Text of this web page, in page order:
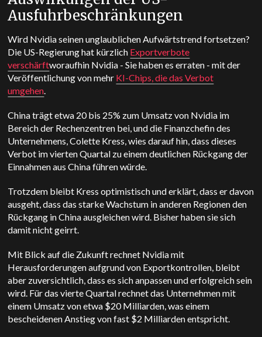
Ausfuhrbeschränkungen
Wird Nvidia seinen unglaublichen Aufwärtstrend fortsetzen?
Die US-Regierung hat kürzlich Exportverbote
verschärftworaufhin Nvidia - Sie haben es erraten - mit der
Veröffentlichung von mehr KI-Chips, die das Verbot
umgehen.
China trägt etwa 20 bis 25% zum Umsatz von Nvidia im
Bereich der Rechenzentren bei, und die Finanzchefin des
Unternehmens, Colette Kress, wies darauf hin, dass dieses
Verbot im vierten Quartal zu einem deutlichen Rückgang der
Einnahmen aus China führen würde.
Trotzdem bleibt Kress optimistisch und erklärt, dass er davon
ausgeht, dass das starke Wachstum in anderen Regionen den
Rückgang in China ausgleichen wird. Bisher haben sie sich
damit nicht geirrt.
Mit Blick auf die Zukunft rechnet Nvidia mit
Herausforderungen aufgrund von Exportkontrollen, bleibt
aber zuversichtlich, dass es sich anpassen und erfolgreich sein
wird. Für das vierte Quartal rechnet das Unternehmen mit
einem Umsatz von etwa $20 Milliarden, was einem
bescheidenen Anstieg von fast $2 Milliarden entspricht.